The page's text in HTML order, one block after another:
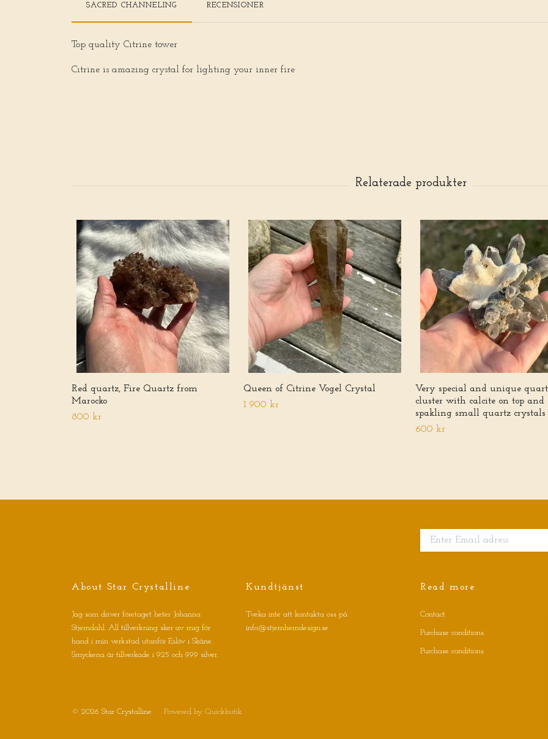
SACRED CHANNELING RECENSIONER
Top quality Citrine tower
Citrine is amazing crystal for lighting your inner fire
Red quartz, Fire Quartz from
Marocko
800 kr
Queen of Citrine Vogel Crystal
1 900 kr
Very special and unique
cluster with calcite on top and
spakling small quartz crystals
600 kr
About Star Crystalline
Jag som driver företaget heter Johanna
Stjerndahl. All tillverkning sker av mig för
hand i min verkstad utanför Eslöv i Skåne.
Smyckena är tillverkade i 925 och 999 silver.
Kundtjänst
Tveka inte att kontakta oss på
info@stjernhemdesign.se
Read more
Contact
Purchase conditions
Purchase conditions
© 2026 Star Crystalline Powered by Quickbutik